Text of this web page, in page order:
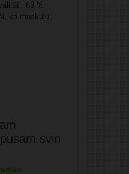
63 %
ka muskuļu ...
svin